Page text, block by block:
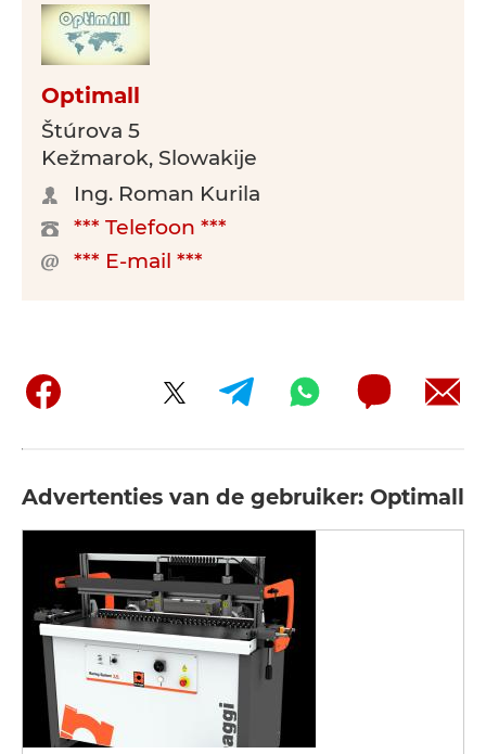
Optimall
Štúrova 5
Kežmarok, Slowakije
Ing. Roman Kurila
*** Telefoon ***
*** E-mail ***
Advertenties van de gebruiker: Optimall